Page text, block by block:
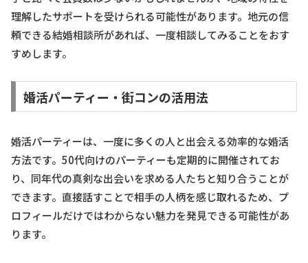
理解したサポートを受けられる可能性があります。地元の信
頼できる結婚相談所があれば、一度相談してみることをおす
すめします。
婚活パーティー・街コンの活用法
婚活パーティーは、一度に多くの人と出会える効率的な婚活
方法です。50代向けのパーティーも定期的に開催されてお
り、同年代の真剣な出会いを求める人たちと知り合うことが
できます。直接話すことで相手の人柄を感じ取れるため、プ
ロフィールだけではわからない魅力を発見できる可能性があ
ります。